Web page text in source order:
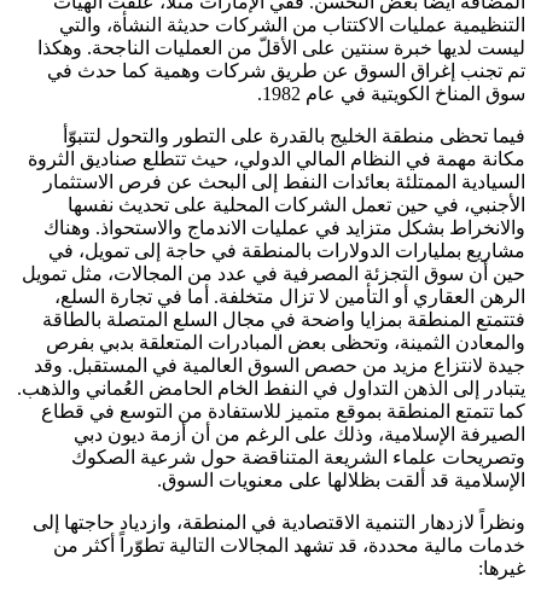
التنظيمية عمليات الاكتتاب من الشركات حديثة النشأة، والتي
ليست لديها خبرة سنتين على الأقلّ من العمليات الناجحة. وهكذا
تم تجنب إغراق السوق عن طريق شركات وهمية كما حدث في
سوق المناخ الكويتية في عام 1982.
فيما تحظى منطقة الخليج بالقدرة على التطور والتحول لتتبوّأ
مكانة مهمة في النظام المالي الدولي، حيث تتطلع صناديق الثروة
السيادية الممتلئة بعائدات النفط إلى البحث عن فرص الاستثمار
الأجنبي، في حين تعمل الشركات المحلية على تحديث نفسها
والانخراط بشكل متزايد في عمليات الاندماج والاستحواذ. وهناك
مشاريع بمليارات الدولارات بالمنطقة في حاجة إلى تمويل، في
حين أن سوق التجزئة المصرفية في عدد من المجالات، مثل تمويل
الرهن العقاري أو التأمين لا تزال متخلفة. أما في تجارة السلع،
فتتمتع المنطقة بمزايا واضحة في مجال السلع المتصلة بالطاقة
والمعادن الثمينة، وتحظى بعض المبادرات المتعلقة بدبي بفرص
جيدة لانتزاع مزيد من حصص السوق العالمية في المستقبل. وقد
يتبادر إلى الذهن التداول في النفط الخام الحامض العُماني والذهب.
كما تتمتع المنطقة بموقع متميز للاستفادة من التوسع في قطاع
الصيرفة الإسلامية، وذلك على الرغم من أن أزمة ديون دبي
وتصريحات علماء الشريعة المتناقضة حول شرعية الصكوك
الإسلامية قد ألقت بظلالها على معنويات السوق.
ونظراً لازدهار التنمية الاقتصادية في المنطقة، وازدياد حاجتها إلى
خدمات مالية محددة، قد تشهد المجالات التالية تطوّراً أكثر من
غيرها: